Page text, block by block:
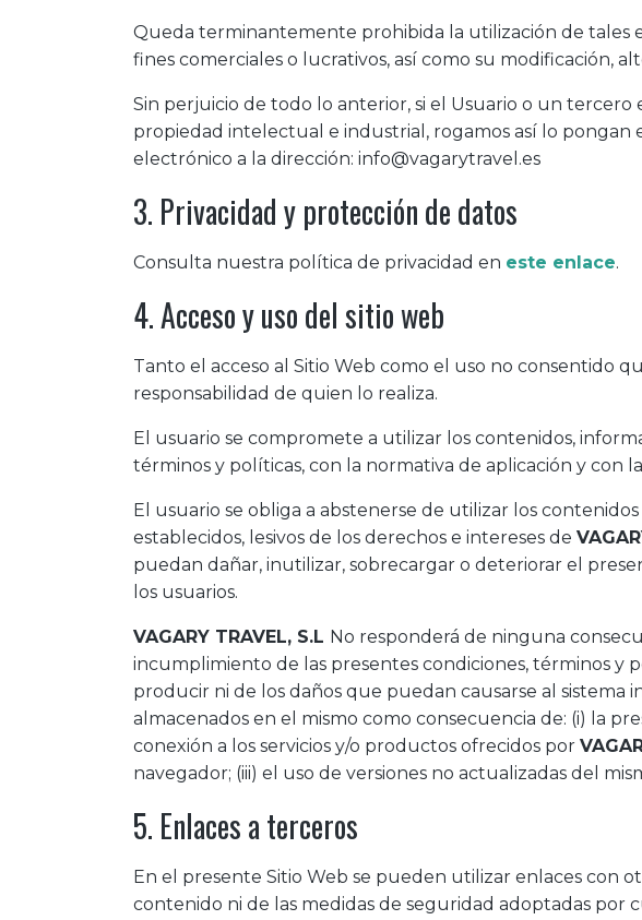
Queda terminantemente prohibida la utilización de tales
fines comerciales o lucrativos, así como su modificación,
Sin perjuicio de todo lo anterior, si el Usuario o un
propiedad intelectual e industrial, rogamos así lo
electrónico a la dirección: info@vagarytravel.es
3. Privacidad y protección de datos
Consulta nuestra política de privacidad en este enlace.
4. Acceso y uso del sitio web
Tanto el acceso al Sitio Web como el uso no consentido
responsabilidad de quien lo realiza.
El usuario se compromete a utilizar los contenidos,
términos y políticas, con la normativa de aplicación y
El usuario se obliga a abstenerse de utilizar los
establecidos, lesivos de los derechos e intereses de
puedan dañar, inutilizar, sobrecargar o deteriorar el
los usuarios.
VAGARY TRAVEL, S.L No responderá de ninguna
incumplimiento de las presentes condiciones, términos y
producir ni de los daños que puedan causarse al
almacenados en el mismo como consecuencia de: (i) la
conexión a los servicios y/o productos ofrecidos por
navegador; (iii) el uso de versiones no actualizadas del
5. Enlaces a terceros
En el presente Sitio Web se pueden utilizar enlaces con
contenido ni de las medidas de seguridad adoptadas por